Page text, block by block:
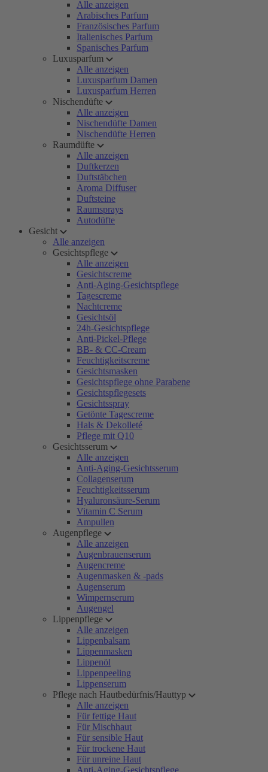
Alle anzeigen
Arabisches Parfum
Französisches Parfum
Italienisches Parfum
Spanisches Parfum
Luxusparfum
Alle anzeigen
Luxusparfum Damen
Luxusparfum Herren
Nischendüfte
Alle anzeigen
Nischendüfte Damen
Nischendüfte Herren
Raumdüfte
Alle anzeigen
Duftkerzen
Duftstäbchen
Aroma Diffuser
Duftsteine
Raumsprays
Autodüfte
Gesicht
Alle anzeigen
Gesichtspflege
Alle anzeigen
Gesichtscreme
Anti-Aging-Gesichtspflege
Tagescreme
Nachtcreme
Gesichtsöl
24h-Gesichtspflege
Anti-Pickel-Pflege
BB- & CC-Cream
Feuchtigkeitscreme
Gesichtsmasken
Gesichtspflege ohne Parabene
Gesichtspflegesets
Gesichtsspray
Getönte Tagescreme
Hals & Dekolleté
Pflege mit Q10
Gesichtsserum
Alle anzeigen
Anti-Aging-Gesichtsserum
Collagenserum
Feuchtigkeitsserum
Hyaluronsäure-Serum
Vitamin C Serum
Ampullen
Augenpflege
Alle anzeigen
Augenbrauenserum
Augencreme
Augenmasken & -pads
Augenserum
Wimpernserum
Augengel
Lippenpflege
Alle anzeigen
Lippenbalsam
Lippenmasken
Lippenöl
Lippenpeeling
Lippenserum
Pflege nach Hautbedürfnis/Hauttyp
Alle anzeigen
Für fettige Haut
Für Mischhaut
Für sensible Haut
Für trockene Haut
Für unreine Haut
Anti-Aging-Gesichtspflege